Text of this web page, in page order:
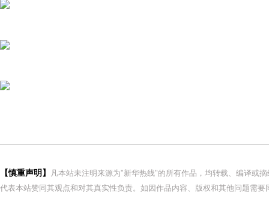
【慎重声明】
凡本站未注明来源为"新华热线"的所有作品，均转载、编译或
代表本站赞同其观点和对其真实性负责。如因作品内容、版权和其他问题需